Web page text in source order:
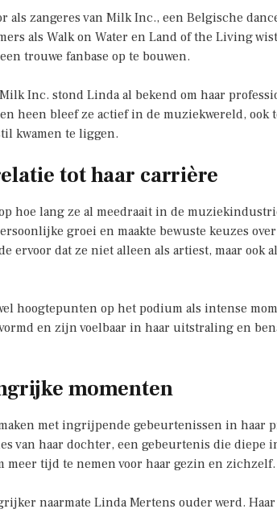
zangeres van Milk Inc., een Belgische
als Walk on Water en Land of the Living
trouwe fanbase op te bouwen.
Inc. stond Linda al bekend om haar
heen bleef ze actief in de muziekwereld, ook
kwamen te liggen.
tot haar carrière
hoe lang ze al meedraait in de
groei en maakte bewuste keuzes
ervoor dat ze niet alleen als artiest, maar ook
hoogtepunten op het podium als intense
en zijn voelbaar in haar uitstraling en
momenten
met ingrijpende gebeurtenissen in haar
van haar dochter, een gebeurtenis die diepe
meer tijd te nemen voor haar gezin en zichzelf.
naarmate Linda Mertens ouder werd.